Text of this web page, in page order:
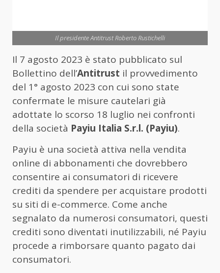
Il presidente Antitrust Roberto Rustichelli
Il 7 agosto 2023 è stato pubblicato sul
Bollettino dell’Antitrust il provvedimento
del 1° agosto 2023 con cui sono state
confermate le misure cautelari già
adottate lo scorso 18 luglio nei confronti
della società Payiu Italia S.r.l. (Payiu).
Payiu è una società attiva nella vendita
online di abbonamenti che dovrebbero
consentire ai consumatori di ricevere
crediti da spendere per acquistare prodotti
su siti di e-commerce. Come anche
segnalato da numerosi consumatori, questi
crediti sono diventati inutilizzabili, né Payiu
procede a rimborsare quanto pagato dai
consumatori.